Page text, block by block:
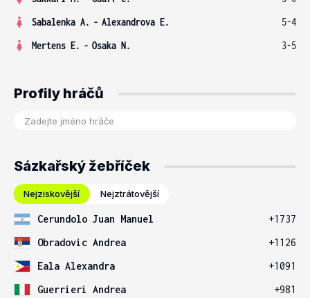
Sabalenka A. - Alexandrova E.
5-4
Mertens E. - Osaka N. 3-5
Profily hráčů
Sázkařský žebříček
Nejziskovější Nejztrátovější
Cerundolo Juan Manuel
+1737
Obradovic Andrea
+1126
Eala Alexandra
+1091
Guerrieri Andrea
+981